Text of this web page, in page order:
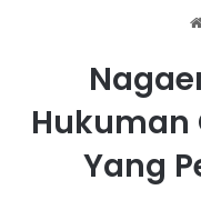
Hukuman
Yang